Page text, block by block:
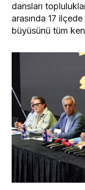
dansları
arasında 17
büyüsünü tüm